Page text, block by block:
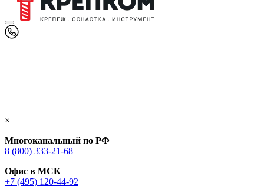
×
Многоканальный по РФ
8 (800) 333‑21-68
Офис в МСК
+7 (495) 120-44-92